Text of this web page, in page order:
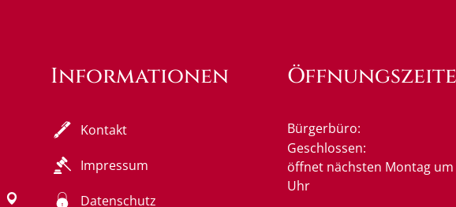
Informationen
Kontakt
Impressum
Datenschutz
Bürgerbüro:
Klicken, um weitere
Geschlossen:
öffnet nächsten Montag um
Uhr